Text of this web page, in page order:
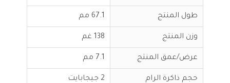
طول المنتج 67.1 مم
وزن المنتج 138 غم
عرض/عمق المنتج 7.1 مم
حجم ذاكرة الرام 2 جيجابايت